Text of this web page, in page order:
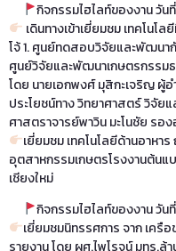
กิจกรรมไฮไลท์ของงาน วัน
เดินทางเข้าเยี่ยมชม เทคโนโ
โจ้ 1. ศูนย์ทดสอบวิจัยและพัฒน
ศูนย์วิจัยและพัฒนาเกษตรกรรม
โดย นายเอกพงศ์ มุสิกะเจริญ ผู้
ประโยชน์ทาง วิทยาศาสตร์ วิจัย
ศาสตราจารย์พาวิน มะโนชัย รอ
เยี่ยมชม เทคโนโลยีด้านอาหา
อุตสาหกรรมเกษตรโรงงานต้น
เชียงใหม่
กิจกรรมไฮไลท์ของงาน วัน
เยี่ยมชมนิทรรศการ จาก เครื
รายงาน โดย ผศ.ไพโรจน์ มทร.